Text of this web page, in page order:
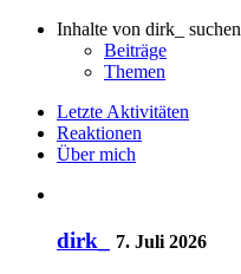
Inhalte von dirk_ suchen
Beiträge
Themen
Letzte Aktivitäten
Reaktionen
Über mich
dirk_ 7. Juli 2026